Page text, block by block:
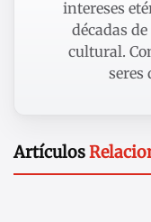
intereses
décadas
cultural.
seres
Artículos